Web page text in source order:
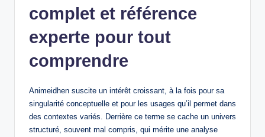
complet et référence
experte pour tout
comprendre
Animeidhen suscite un intérêt croissant, à la fois pour sa
singularité conceptuelle et pour les usages qu’il permet dans
des contextes variés. Derrière ce terme se cache un univers
structuré, souvent mal compris, qui mérite une analyse